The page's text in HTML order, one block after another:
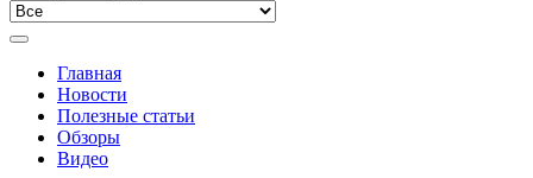
Главная
Новости
Полезные статьи
Обзоры
Видео